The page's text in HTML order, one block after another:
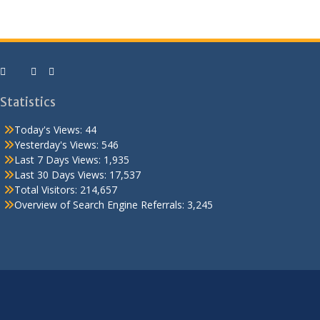
Statistics
Today's Views: 44
Yesterday's Views:546
Last 7 Days Views: 1,935
Last 30 Days Views: 17,537
Total Visitors: 214,657
Overview of Search Engine Referrals: 3,245